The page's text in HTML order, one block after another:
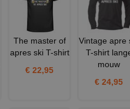
The master of
apres ski T-shirt
€ 22,95
Vintage apre
T-shirt
mouw
€ 24,95